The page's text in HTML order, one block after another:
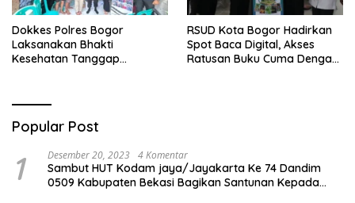
Dokkes Polres Bogor
Laksanakan Bhakti
Kesehatan Tanggap
RSUD Kota Bogor Hadirkan
Spot Baca Digital, Akses
Ratusan Buku Cuma Dengan
Popular Post
1 Desember 20, 2023 4 Komentar
Sambut HUT Kodam jaya/Jayakarta Ke 74 Dandim
0509 Kabupaten Bekasi Bagikan Santunan Kepada